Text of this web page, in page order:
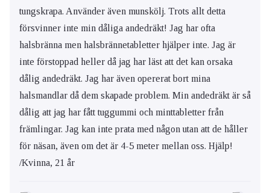
tungskrapa. Använder även munskölj. Trots allt detta
försvinner inte min dåliga andedräkt! Jag har ofta
halsbränna men halsbrännetabletter hjälper inte. Jag är
inte förstoppad heller då jag har läst att det kan orsaka
dålig andedräkt. Jag har även opererat bort mina
halsmandlar då dem skapade problem. Min andedräkt är så
dålig att jag har fått tuggummi och minttabletter från
främlingar. Jag kan inte prata med någon utan att de håller
för näsan, även om det är 4-5 meter mellan oss. Hjälp!
/Kvinna, 21 år